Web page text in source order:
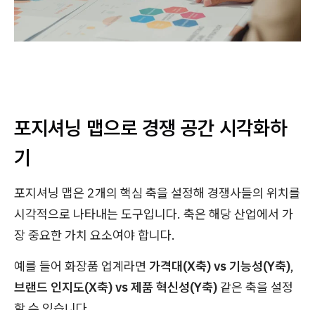
포지셔닝 맵으로 경쟁 공간 시각화하
기
포지셔닝 맵은 2개의 핵심 축을 설정해 경쟁사들의 위치를
시각적으로 나타내는 도구입니다. 축은 해당 산업에서 가
장 중요한 가치 요소여야 합니다.
예를 들어 화장품 업계라면 가격대(X축) vs 기능성(Y축),
브랜드 인지도(X축) vs 제품 혁신성(Y축) 같은 축을 설정